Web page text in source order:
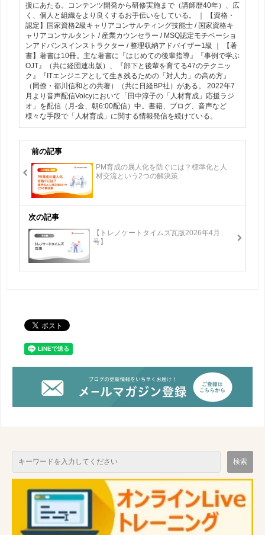
援にあたる。コンテンツ開発から研修実施まで（講師歴40年）、広
く、個人と組織をより良くするお手伝いをしている。 ｜ 【資格・
認定】国家資格2級キャリアコンサルティング技能士 / 国家資格キ
ャリアコンサルタント / 産業カウンセラー / MSQ認定モチベーショ
ンアドバンスインストラクター / 整理収納アドバイザー1級 ｜ 【著
書】著書は10冊。主な著書に『はじめての後輩指導』『事例で学ぶ
OJT』（共に経団連出版）、『部下と後輩を育てる47のテクニッ
ク』『ITエンジニアとして生き残るための「対人力」の高め方』
（同僚・都川信和との共著）（共に日経BP社）がある。 2022年7
月より音声配信Voicyにおいて「田中淳子の「人材育成」応援ラジ
オ」を配信（月-金、朝6:00配信）中。書籍、ブログ、音声など
様々な手段で「人材育成」に関する情報発信を続けている。
前の記事
PM育成の属人化を防ぐには？標準化と人
材交流という2つの解決策
次の記事
【トレノケートタイムズ瓦版2026年4月
号】